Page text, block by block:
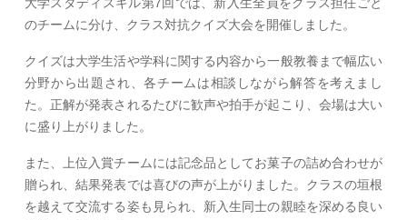
大学スタディスキル第7回では、新入生全員をクラス担任ごと
のチームに分け、クラス対抗クイズ大会を開催しました。
クイズは大学生活や学科に関する内容から一般教養まで幅広い
分野から出題され、各チームは相談しながら解答を考えまし
た。正解が発表されるたびに歓声や拍手が起こり、会場は大い
に盛り上がりました。
また、上位入賞チームには記念品としてお菓子の詰め合わせが
贈られ、結果発表では喜びの声が上がりました。クラスの垣根
を越えて交流する姿も見られ、新入生同士の親睦を深める良い